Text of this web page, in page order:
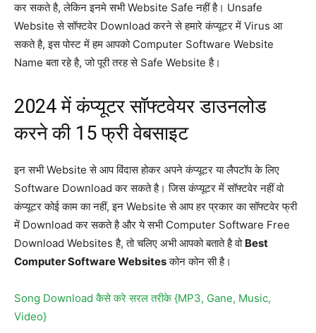
कर सकते है, लेकिन इनमे सभी Website Safe नहीं है। Unsafe
Website से सॉफ्टवेर Download करने से हमारे कंप्यूटर में Virus आ
सकते है, इस पोस्ट में हम आपको Computer Software Website
Name बता रहे है, जो पूरी तरह से Safe Website है।
2024 में कंप्यूटर सॉफ्टवेयर डाउनलोड
करने की 15 फ्री वेबसाइट
इन सभी Website से आप विंदास होकर अपने कंप्यूटर या लैपटॉप के लिए
Software Download कर सकते है। जिस कंप्यूटर में सॉफ्टवेर नहीं वो
कंप्यूटर कोई काम का नहीं, इन Website से आप हर प्रकार का सॉफ्टवेर फ्री
में Download कर सकते है और ये सभी Computer Software Free
Download Websites है, तो चलिए अभी आपको बताते है वो Best
Computer Software Websitesकोन कोन सी है।
Song Download कैसे करे सरल तरीके {MP3, Gane, Music,
Video}